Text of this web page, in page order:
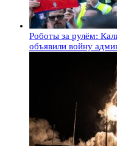
Роботы за рулём:
объявили войну